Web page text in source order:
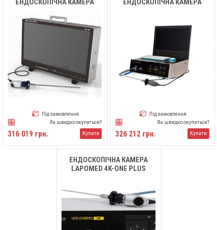
ЕНДОСКОПІЧНА КАМЕРА
Під замовлення
Як швидко окупиться?
316 019 грн. Купити
ЕНДОСКОПІЧНА КАМЕРА
Під замовлення
Як швидко окупиться?
326 212 грн. Купити
ЕНДОСКОПІЧНА КАМЕРА
LAPOMED 4K-ONE PLUS